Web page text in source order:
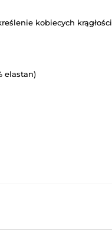
kobiecych krągłości
elastan)